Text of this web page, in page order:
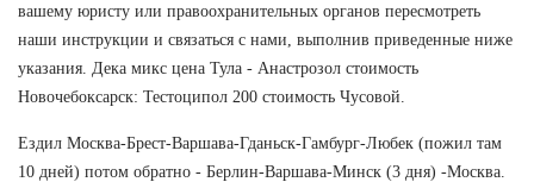
вашему юристу или правоохранительных органов пересмотреть
наши инструкции и связаться с нами, выполнив приведенные ниже
указания. Дека микс цена Тула - Анастрозол стоимость
Новочебоксарск: Тестоципол 200 стоимость Чусовой.
Ездил Москва-Брест-Варшава-Гданьск-Гамбург-Любек (пожил там
10 дней) потом обратно - Берлин-Варшава-Минск (3 дня) -Москва.